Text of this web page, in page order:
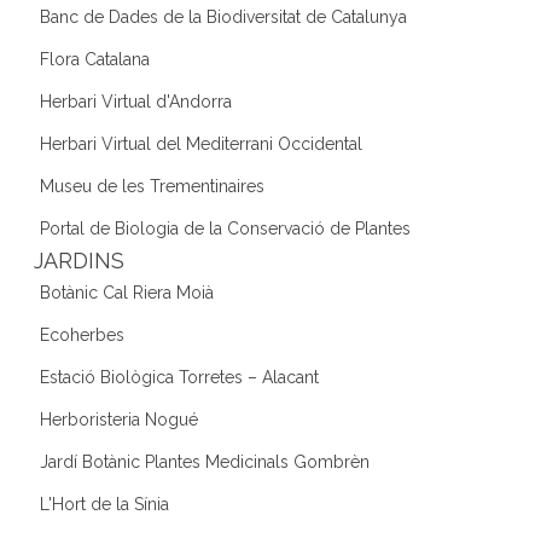
Banc de Dades de la Biodiversitat de Catalunya
Flora Catalana
Herbari Virtual d'Andorra
Herbari Virtual del Mediterrani Occidental
Museu de les Trementinaires
Portal de Biologia de la Conservació de Plantes
JARDINS
Botànic Cal Riera Moià
Ecoherbes
Estació Biològica Torretes – Alacant
Herboristeria Nogué
Jardí Botànic Plantes Medicinals Gombrèn
L'Hort de la Sínia